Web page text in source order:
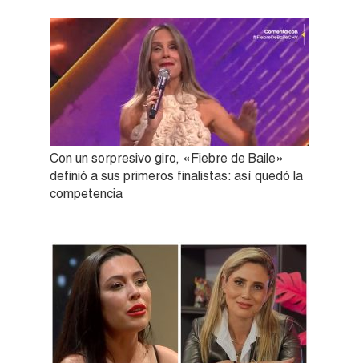
Con un sorpresivo giro, «Fiebre de Baile»
definió a sus primeros finalistas: así quedó la
competencia